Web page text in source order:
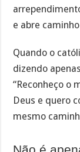
e abre
Quando o
dizendo
“Reconheço o
Deus e quero
mesmo
Não é